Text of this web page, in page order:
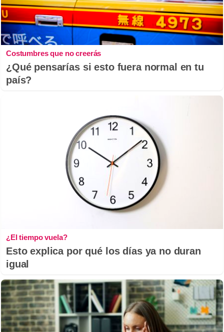
Costumbres que no creerás
¿Qué pensarías si esto fuera normal en tu
país?
¿El tiempo vuela?
Esto explica por qué los días ya no duran
igual